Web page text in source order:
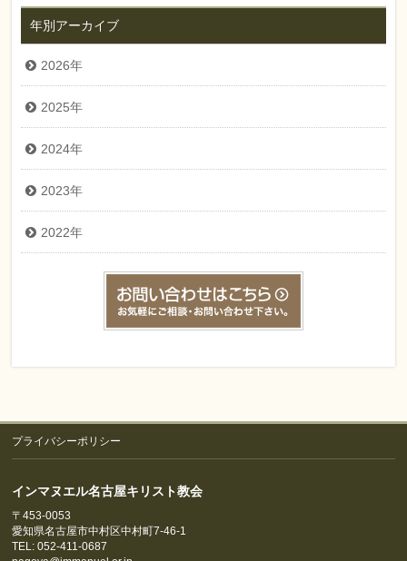
年別アーカイブ
2026年
2025年
2024年
2023年
2022年
プライバシーポリシー
インマヌエル名古屋キリスト教会
〒453-0053
愛知県名古屋市中村区中村町7-46-1
TEL: 052-411-0687